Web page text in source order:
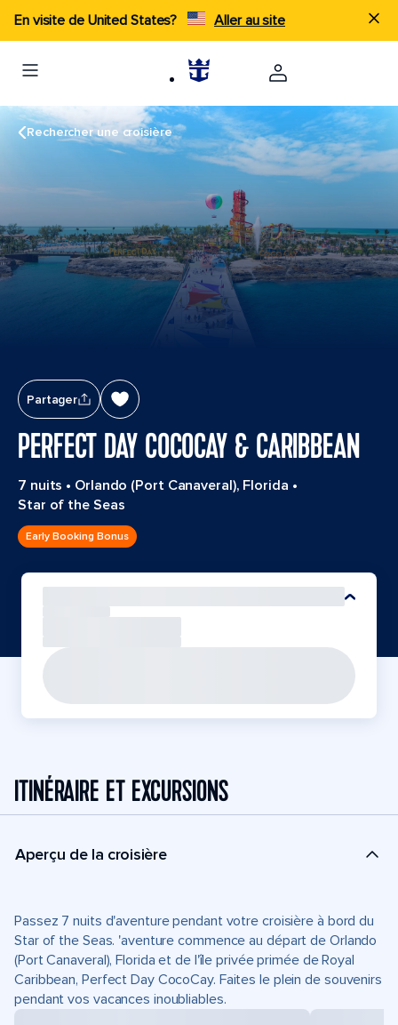
En visite de United States? Aller au site
Rechercher une croisière
Partager
PERFECT DAY COCOCAY & CARIBBEAN
7 nuits • Orlando (Port Canaveral), Florida •
Star of the Seas
Early Booking Bonus
ITINÉRAIRE ET EXCURSIONS
Aperçu de la croisière
Passez 7 nuits d'aventure pendant votre croisière à bord du
Star of the Seas. 'aventure commence au départ de Orlando
(Port Canaveral), Florida et de l'île privée primée de Royal
Caribbean, Perfect Day CocoCay. Faites le plein de souvenirs
pendant vos vacances inoubliables.